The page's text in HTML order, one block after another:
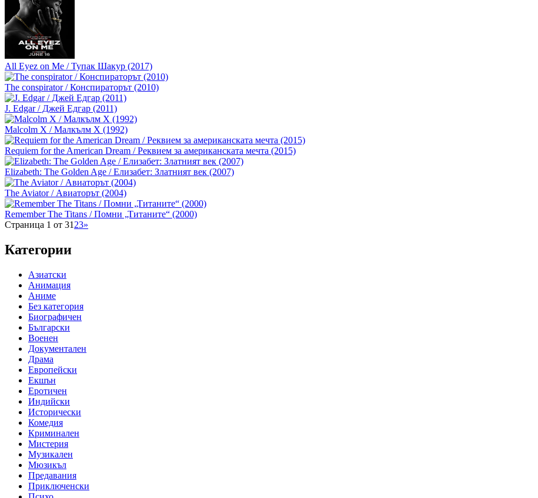
All Eyez on Me / Тупак Шакур (2017)
The conspirator / Конспираторът (2010)
J. Edgar / Джей Едгар (2011)
Malcolm X / Малкълм Х (1992)
Requiem for the American Dream / Реквием за американската мечта (2015)
Elizabeth: The Golden Age / Елизабет: Златният век (2007)
The Aviator / Авиаторът (2004)
Remember The Titans / Помни „Титаните“ (2000)
Страница 1 от 31 23»
Категории
Азиатски
Анимация
Аниме
Без категория
Биографичен
Български
Военен
Документален
Драма
Европейски
Екшън
Еротичен
Индийски
Исторически
Комедия
Криминален
Мистерия
Музикален
Мюзикъл
Предавания
Приключенски